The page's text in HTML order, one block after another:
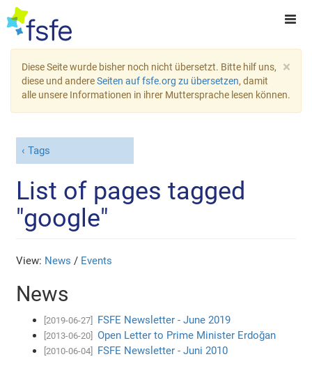
×
Diese Seite wurde bisher noch nicht übersetzt. Bitte hilf uns,
diese und andereSeiten auf fsfe.org zu übersetzen, damit
alle unsere Informationen in ihrer Muttersprache lesen können.
Tags
List of pages tagged
"google"
View: News / Events
News
[2019-06-27] FSFE Newsletter - June 2019
[2013-06-20] Open Letter to Prime Minister Erdoğan
[2010-06-04] FSFE Newsletter - Juni 2010